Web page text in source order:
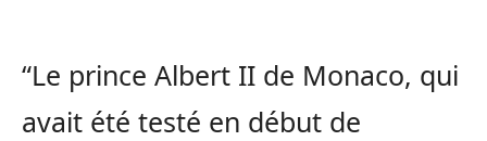
“Le prince Albert II de Monaco, qui
avait été testé en début de